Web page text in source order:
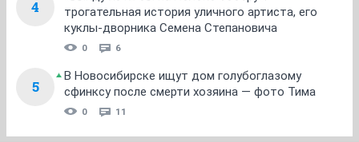
4
трогательная история уличного артиста, его
куклы-дворника Семена Степановича
0 6
5
В Новосибирске ищут дом голубоглазому
сфинксу после смерти хозяина — фото Тима
0 11